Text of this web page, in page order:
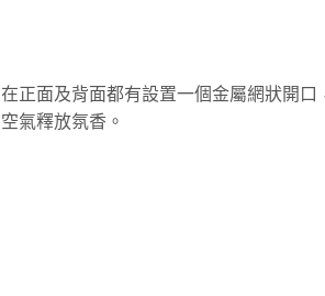
在正面及背面都有設置一個金屬網狀開
空氣釋放氛香。